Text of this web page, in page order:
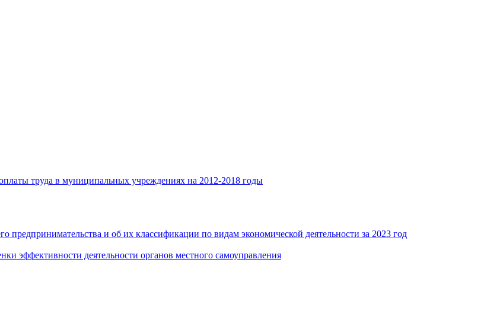
труда в муниципальных учреждениях на 2012-2018 годы
предпринимательства и об их классификации по видам экономической деятельности за 2023 год
эффективности деятельности органов местного самоуправления